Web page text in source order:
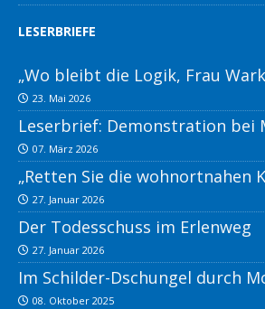
LESERBRIEFE
„Wo bleibt die Logik, Frau
23. Mai 2026
Leserbrief: Demonstration bei
07. März 2026
„Retten Sie die wohnortnahen
27. Januar 2026
Der Todesschuss im Erlenweg
27. Januar 2026
Im Schilder-Dschungel durch
08. Oktober 2025